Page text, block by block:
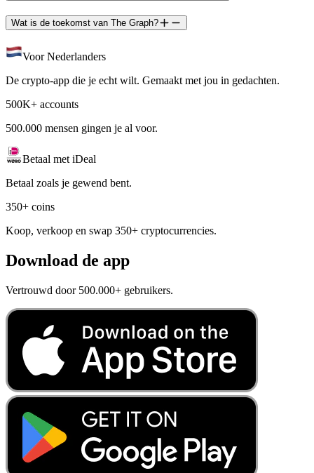
Wat is de toekomst van The Graph?
Voor Nederlanders
De crypto-app die je echt wilt. Gemaakt met jou in gedachten.
500K+ accounts
500.000 mensen gingen je al voor.
Betaal met iDeal
Betaal zoals je gewend bent.
350+ coins
Koop, verkoop en swap 350+ cryptocurrencies.
Download de app
Vertrouwd door 500.000+ gebruikers.